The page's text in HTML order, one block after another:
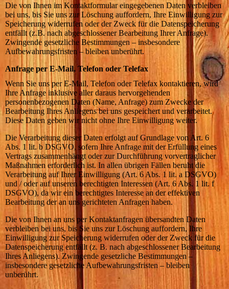
Die von Ihnen im Kontaktformular eingegebenen Daten verbleiben
bei uns, bis Sie uns zur Löschung auffordern, Ihre Einwilligung zur
Speicherung widerrufen oder der Zweck für die Datenspeicherung
entfällt (z.B. nach abgeschlossener Bearbeitung Ihrer Anfrage).
Zwingende gesetzliche Bestimmungen – insbesondere
Aufbewahrungsfristen – bleiben unberührt.
Anfrage per E-Mail, Telefon oder Telefax
Wenn Sie uns per E-Mail, Telefon oder Telefax kontaktieren, wird
Ihre Anfrage inklusive aller daraus hervorgehenden
personenbezogenen Daten (Name, Anfrage) zum Zwecke der
Bearbeitung Ihres Anliegens bei uns gespeichert und verarbeitet.
Diese Daten geben wir nicht ohne Ihre Einwilligung weiter.
Die Verarbeitung dieser Daten erfolgt auf Grundlage von Art. 6
Abs. 1 lit. b DSGVO, sofern Ihre Anfrage mit der Erfüllung eines
Vertrags zusammenhängt oder zur Durchführung vorvertraglicher
Maßnahmen erforderlich ist. In allen übrigen Fällen beruht die
Verarbeitung auf Ihrer Einwilligung (Art. 6 Abs. 1 lit. a DSGVO)
und / oder auf unseren berechtigten Interessen (Art. 6 Abs. 1 lit. f
DSGVO), da wir ein berechtigtes Interesse an der effektiven
Bearbeitung der an uns gerichteten Anfragen haben.
Die von Ihnen an uns per Kontaktanfragen übersandten Daten
verbleiben bei uns, bis Sie uns zur Löschung auffordern, Ihre
Einwilligung zur Speicherung widerrufen oder der Zweck für die
Datenspeicherung entfällt (z. B. nach abgeschlossener Bearbeitung
Ihres Anliegens). Zwingende gesetzliche Bestimmungen –
insbesondere gesetzliche Aufbewahrungsfristen – bleiben
unberührt.